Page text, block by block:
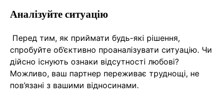
Аналізуйте ситуацію
Перед тим, як приймати будь-які рішення,
спробуйте об’єктивно проаналізувати ситуацію. Чи
дійсно існують ознаки відсутності любові?
Можливо, ваш партнер переживає труднощі, не
пов’язані з вашими відносинами.